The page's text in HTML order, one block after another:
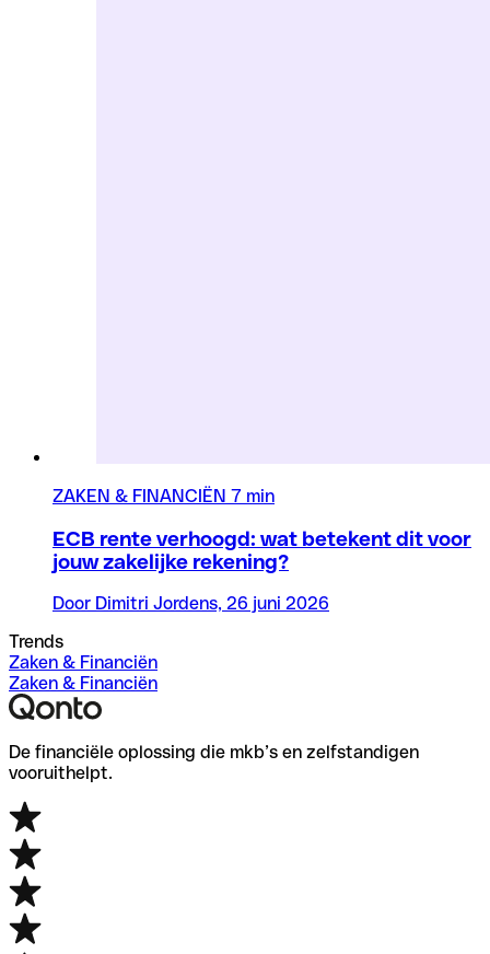
ZAKEN & FINANCIËN 7 min
ECB rente verhoogd: wat betekent dit voor
jouw zakelijke rekening?
Door Dimitri Jordens, 26 juni 2026
Trends
Zaken & Financiën
Zaken & Financiën
De financiële oplossing die mkb’s en zelfstandigen
vooruithelpt.